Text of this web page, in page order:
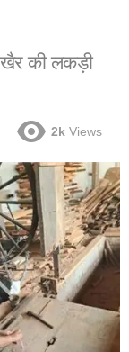
की लकड़ी
2k Views